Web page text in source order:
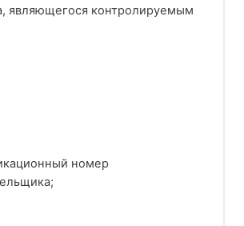
являющегося контролируемым
номер